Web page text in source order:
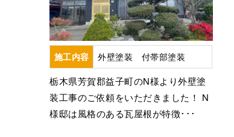
施工内容
外壁塗装 付帯部塗装
栃木県芳賀郡益子町のN様より外壁塗
装工事のご依頼をいただきました！ N
様邸は風格のある瓦屋根が特徴･･･